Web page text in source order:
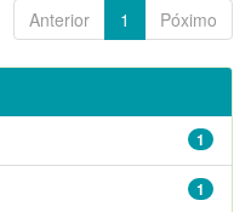
Anterior 1 Póximo
1
1